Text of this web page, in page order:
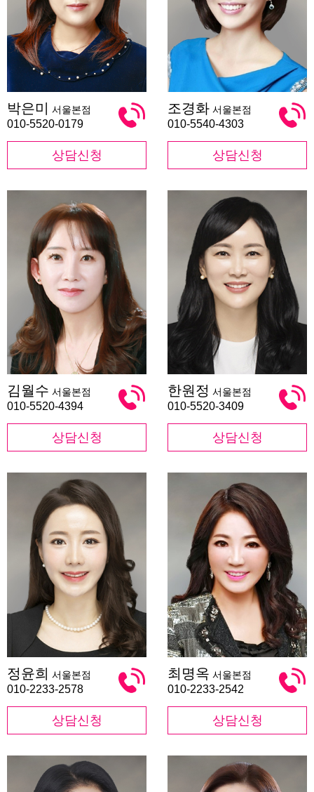
은
미
박은미 서울본점
010-5520-0179
상담신청
경
화
조경화 서울본점
010-5540-4303
상담신청
월
수
김월수 서울본점
010-5520-4394
상담신청
원
정
한원정 서울본점
010-5520-3409
상담신청
윤
희
정윤희 서울본점
010-2233-2578
상담신청
명
옥
최명옥 서울본점
010-2233-2542
상담신청